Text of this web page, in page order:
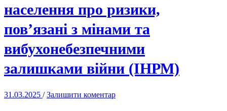
населення про ризики,
пов’язані з мінами та
вибухонебезпечними
залишками війни (ІНРМ)
31.03.2025 /Залишити коментар